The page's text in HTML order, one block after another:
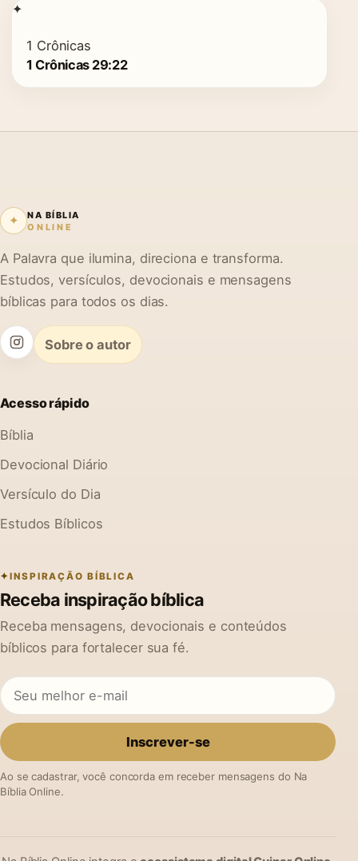
✦
1 Crônicas
1 Crônicas 29:22
✦
NA BÍBLIA
ONLINE
A Palavra que ilumina, direciona e transforma.
Estudos, versículos, devocionais e mensagens
bíblicas para todos os dias.
Sobre o autor
Acesso rápido
Bíblia
Devocional Diário
Versículo do Dia
Estudos Bíblicos
INSPIRAÇÃO BÍBLICA
Receba inspiração bíblica
Receba mensagens, devocionais e conteúdos
bíblicos para fortalecer sua fé.
Inscrever-se
Ao se cadastrar, você concorda em receber mensagens do Na
Bíblia Online.